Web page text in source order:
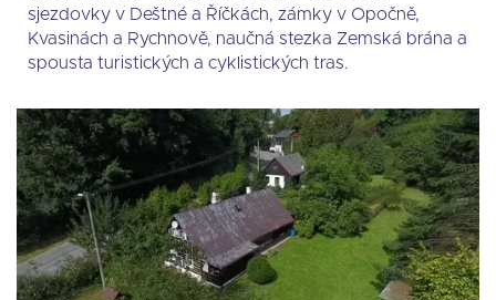
sjezdovky v Deštné a Říčkách, zámky v Opočně,
Kvasinách a Rychnově, naučná stezka Zemská brána a
spousta turistických a cyklistických tras.